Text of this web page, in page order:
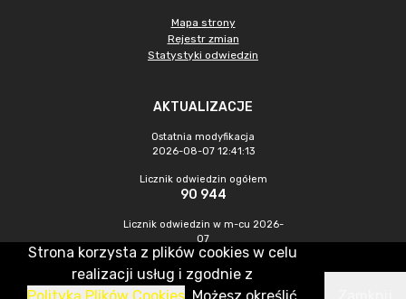
Mapa strony
Rejestr zmian
Statystyki odwiedzin
AKTUALIZACJE
Ostatnia modyfikacja
2026-08-07 12:41:13
Licznik odwiedzin ogółem
90 944
Licznik odwiedzin w m-cu 2026-
07
431
CMS & Hosting: Nefeni Sp. z o.o.
Strona korzysta z plików cookies w celu
realizacji usług i zgodnie z